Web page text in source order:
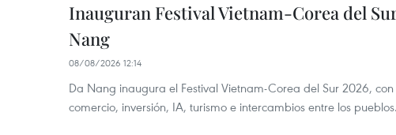
Inauguran Festival Vietnam-Corea del
Nang
08/08/2026 12:14
Da Nang inaugura el Festival Vietnam-Corea del Sur 2026,
comercio, inversión, IA, turismo e intercambios entre los pueblos.